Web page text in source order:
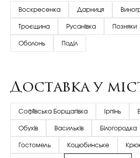
Воскресенка Дарниця
Троєщина Русанівка Позняки
Оболонь Поділ
Доставка у
Софіївська Борщагівка Ірпінь
Обухів Васильків Білогородка
Гостомель Коцюбинське